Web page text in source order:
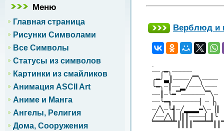
Меню
Главная страница
Рисунки Символами
Все Символы
Статусы из символов
Картинки из смайликов
Анимация ASCII Art
Аниме и Манга
Ангелы, Религия
Дома, Сооружения
Верблюд и
.
┈┈╭━╮┈┈┈┈┈
╭━╯▃┃┈┈┈┈╱▔╲┈┈┈┈
╰━╮┈┃┈┈▂╱┈┈┈╲┈┈┈
┈┈┃┈╰━▔┈┈┈┈┈┈▔╲┈
┈┈╰━┓┈┈┈┈┈┈┈▏┈▕╮
┈╱╲┈╰┫┈╱▂▂▂━╲┈▕┃
╱┈┈╱╲┃▕┃┃┈┈┈┈▏┃╰